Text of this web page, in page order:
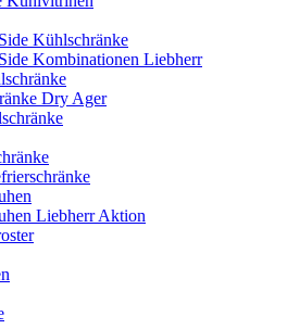
Kühlschränke
Kombinationen Liebherr
Dry Ager
Liebherr Aktion